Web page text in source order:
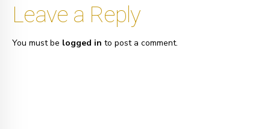
Leave a Reply
You must be logged in to post a comment.